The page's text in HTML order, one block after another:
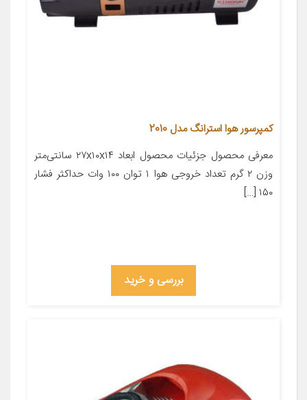
کمپرسور هوا استرانگ مدل 2010
معرفی محصول جزئیات محصول ابعاد ۲۷x۱۰x۱۴ سانتی‌متر
وزن ۲ گرم تعداد خروجی هوا ۱ توان ۱۰۰ وات حداکثر فشار
۱۵۰ […]
بررسی و خرید